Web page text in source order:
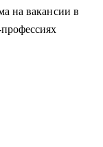
письма,
тестовые
знания в
на вакансии в